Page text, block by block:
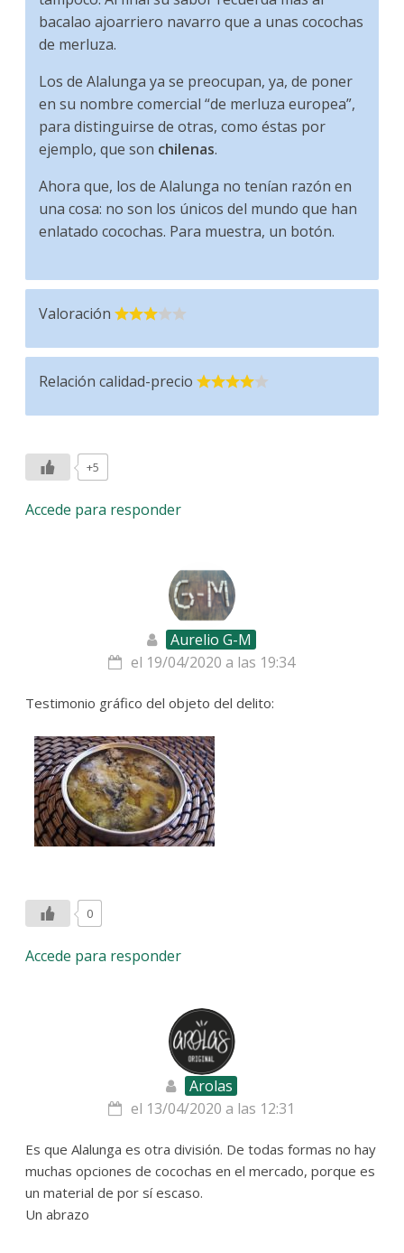
bacalao ajoarriero navarro que a unas cocochas
de merluza.
Los de Alalunga ya se preocupan, ya, de poner
en su nombre comercial “de merluza europea”,
para distinguirse de otras, como éstas por
ejemplo, que son chilenas.
Ahora que, los de Alalunga no tenían razón en
una cosa: no son los únicos del mundo que han
enlatado cocochas. Para muestra, un botón.
Valoración
Relación calidad-precio
+5
Accede para responder
Aurelio G-M
el 19/04/2020 a las 19:34
Testimonio gráfico del objeto del delito:
0
Accede para responder
Arolas
el 13/04/2020 a las 12:31
Es que Alalunga es otra división. De todas formas no hay
muchas opciones de cocochas en el mercado, porque es
un material de por sí escaso.
Un abrazo